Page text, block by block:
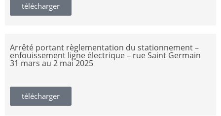
télécharger
Arrêté portant règlementation du stationnement –
enfouissement ligne électrique – rue Saint Germain
31 mars au 2 mai 2025
télécharger